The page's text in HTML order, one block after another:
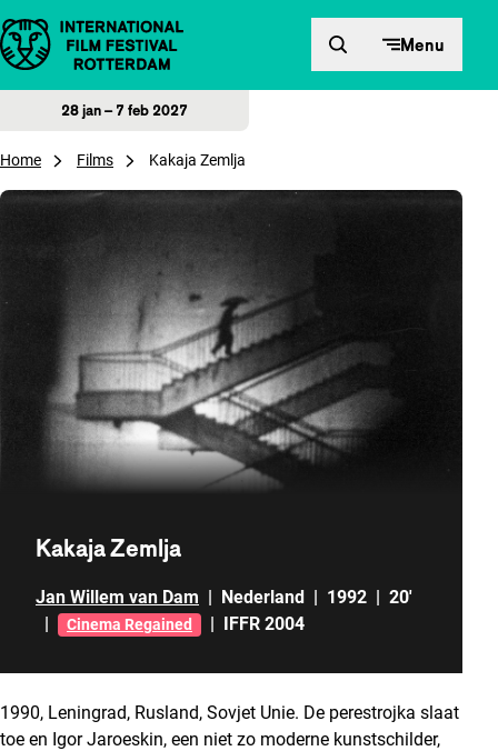
Direct naar inhoud Menu
28 jan – 7 feb 2027
Home Films Kakaja Zemlja
Kakaja Zemlja
Jan Willem van Dam | Nederland | 1992 | 20'
|
Cinema Regained | IFFR 2004
1990, Leningrad, Rusland, Sovjet Unie. De perestrojka slaat
toe en Igor Jaroeskin, een niet zo moderne kunstschilder,